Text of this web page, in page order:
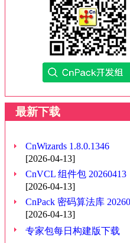
最新下载
CnWizards 1.8.0.1346
[2026-04-13]
CnVCL 组件包 20260413
[2026-04-13]
CnPack 密码算法库
[2026-04-13]
专家包每日构建版下载